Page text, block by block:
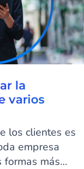
la
varios
los clientes es
empresa
formas más